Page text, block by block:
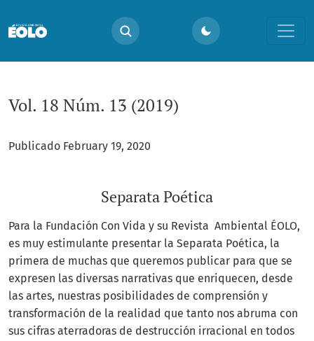
Vol. 18 Núm. 13 (2019): Separata Poética
Vol. 18 Núm. 13 (2019)
Publicado February 19, 2020
Separata Poética
Para la Fundación Con Vida y su Revista Ambiental ÉOLO,
es muy estimulante presentar la Separata Poética, la
primera de muchas que queremos publicar para que se
expresen las diversas narrativas que enriquecen, desde
las artes, nuestras posibilidades de comprensión y
transformación de la realidad que tanto nos abruma con
sus cifras aterradoras de destrucción irracional en todos